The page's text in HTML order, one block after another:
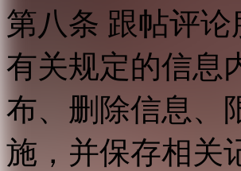
第八条 跟帖评
有关规定的信息
布、删除信息、
施，并保存相关